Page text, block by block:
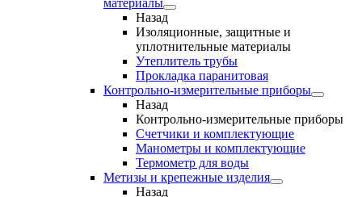
материалы
Назад
Изоляционные, защитные и
уплотнительные материалы
Утеплитель трубы
Прокладка паранитовая
Контрольно-измерительные приборы
Назад
Контрольно-измерительные приборы
Счетчики и комплектующие
Манометры и комплектующие
Термометр для воды
Метизы и крепежные изделия
Назад